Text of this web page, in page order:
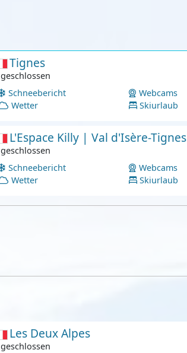
Tignes
geschlossen
Schneebericht
Wetter
Webcams
Skiurlaub
L'Espace Killy | Val d'Isère-Tignes
geschlossen
Schneebericht
Wetter
Webcams
Skiurlaub
Les Deux Alpes
geschlossen